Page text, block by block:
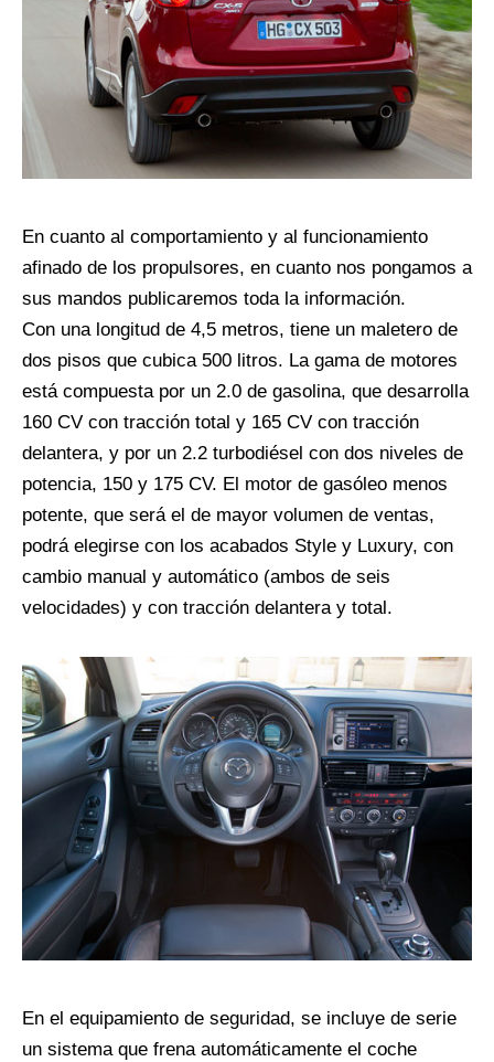
En cuanto al comportamiento y al funcionamiento
afinado de los propulsores, en cuanto nos pongamos a
sus mandos publicaremos toda la información.
Con una longitud de 4,5 metros, tiene un maletero de
dos pisos que cubica 500 litros. La gama de motores
está compuesta por un 2.0 de gasolina, que desarrolla
160 CV con tracción total y 165 CV con tracción
delantera, y por un 2.2 turbodiésel con dos niveles de
potencia, 150 y 175 CV. El motor de gasóleo menos
potente, que será el de mayor volumen de ventas,
podrá elegirse con los acabados Style y Luxury, con
cambio manual y automático (ambos de seis
velocidades) y con tracción delantera y total.
En el equipamiento de seguridad, se incluye de serie
un sistema que frena automáticamente el coche